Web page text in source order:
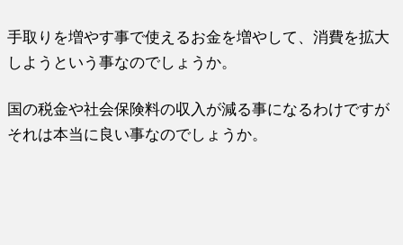
手取りを増やす事で使えるお金を増やして、消費を拡大
しようという事なのでしょうか。
国の税金や社会保険料の収入が減る事になるわけですが
それは本当に良い事なのでしょうか。